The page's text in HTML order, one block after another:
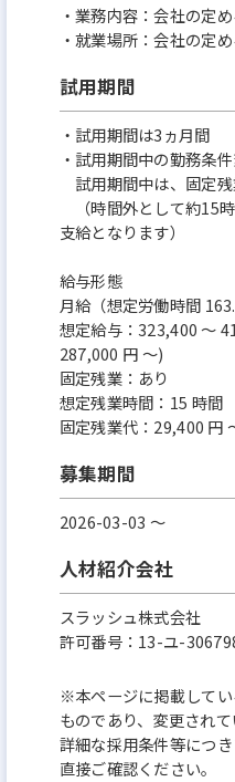
・業務内容：会社の定
・就業場所：会社の定
試用期間
・試用期間は3ヵ月間
・試用期間中の勤務条
試用期間中は、固定残
（時間外として約15
支給となります）
給与形態
月給（想定労働時間
想定給与：323,400 ～
287,000 円 ～)
固定残業：あり
想定残業時間：15 時間
固定残業代：29,400 円
募集期間
2026-03-03 〜
人材紹介会社
スラッシュ株式会社
許可番号：13-ユ-
※本ページに掲載して
ものであり、変更されて
詳細な採用条件等につ
直接ご確認ください。